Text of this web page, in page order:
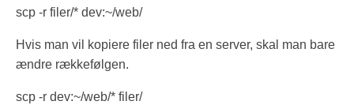
scp -r filer/* dev:~/web/
Hvis man vil kopiere filer ned fra en server, skal man bare
ændre rækkefølgen.
scp -r dev:~/web/* filer/